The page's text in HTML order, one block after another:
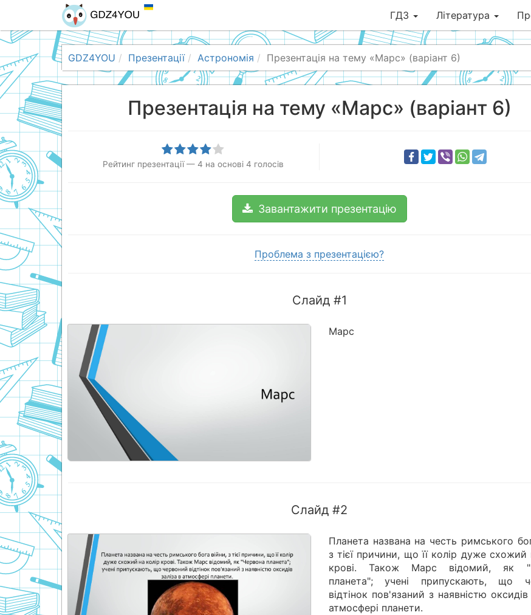
ГДЗ Література
GDZ4YOU Презентації Астрономія Презентація на тему «Марс» (варіант 6)
Презентація на тему «Марс» (варіант 6)
Рейтинг презентації — 4 на основі4 голосів
Завантажити презентацію
Проблема з презентацією?
Слайд #1
Марс
Слайд #2
Планета названа на честь римського
з тієї причини, що її колір дуже схожий
крові. Також Марс відомий, як
планета"; учені припускають, що
відтінок пов'язаний з наявністю оксидів
атмосфері планети.